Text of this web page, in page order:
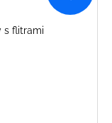
s flitrami